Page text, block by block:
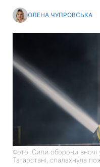
ОЛЕНА ЧУПРОВСЬКА
Фото: Сили оборони вночі
Татарстані, спалахнула